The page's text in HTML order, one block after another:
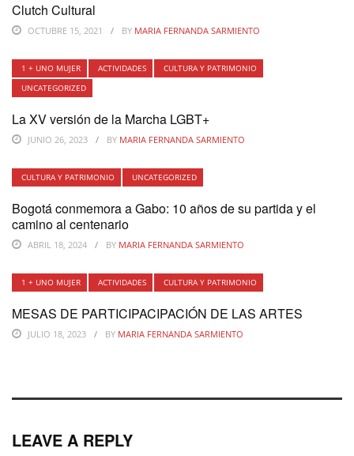
Clutch Cultural
OCTUBRE 15, 2021 BY MARIA FERNANDA SARMIENTO
1 + UNO MUJER ACTIVIDADES
CULTURA Y PATRIMONIO
UNCATEGORIZED
La XV versión de la Marcha LGBT+
JUNIO 26, 2023 BY MARIA FERNANDA SARMIENTO
CULTURA Y PATRIMONIO UNCATEGORIZED
Bogotá conmemora a Gabo: 10 años de su partida y el
camino al centenario
ABRIL 18, 2024 BY MARIA FERNANDA SARMIENTO
1 + UNO MUJER ACTIVIDADES CULTURA Y PATRIMONIO
MESAS DE PARTICIPACIPACIÓN DE LAS ARTES
JULIO 18, 2023 BY MARIA FERNANDA SARMIENTO
LEAVE A REPLY